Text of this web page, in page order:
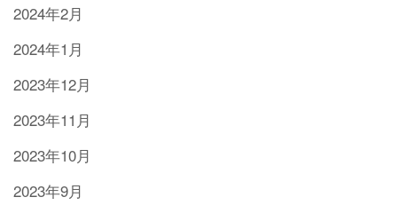
2024年2月
2024年1月
2023年12月
2023年11月
2023年10月
2023年9月